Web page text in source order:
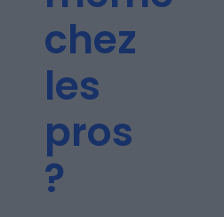
Nous contacter
A propos
chez
les
pros
?